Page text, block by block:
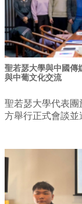
聖若瑟大學與中國傳
與中葡文化交流
聖若瑟大學代表
方舉行正式會談並